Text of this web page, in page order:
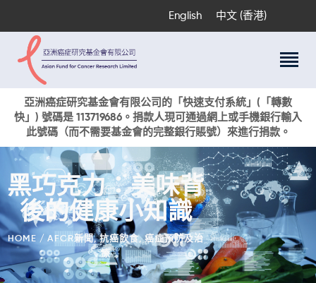
English 中文 (香港)
亞洲癌症研究基金會有限公司的「快速支付系統」(「轉數
快」) 號碼是 113719686。捐款人現可通過網上或手機銀行輸入
此號碼（而不需要基金會的完整銀行賬號）來進行捐款。
黑巧克力：美味背
後的健康小知識
HOME AFCR新聞,抗癌飲食,癌症預防及治
療
關於我們
科研項目
活動與獎項
新聞
捐款支持
現在捐贈